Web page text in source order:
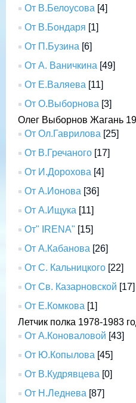
От В.Белоусова [4]
От В.Бондаря [1]
От П.Бузина [6]
От А. Ваничкина [49]
От Е.Валяева [11]
От О.Выборнова [3]
Олег Выборнов Жагань
От Ол.Гаврилова [25]
От В.Гречаного [17]
От И.Дорохова [4]
От А.Ионова [36]
От А.Ищука [11]
От" IRENA" [15]
От А.Кабанова [26]
От С. Кальницкого [22]
От Св. Казарновской [17]
От Е.Комкова [1]
Летчик полка 1978-1983
От А.Коноваловой [43]
От Ю.Копылова [45]
От В.Кудрявцева [0]
От Н.Леднева [87]